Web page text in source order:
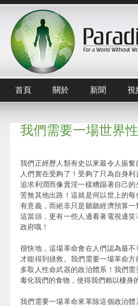
首頁 關於 新聞 視
我們需要一場世界
我們正經歷人類有史以來最令人振
人們實在受夠了！受夠了只為自身
追求利潤而像賣淫一樣糟蹋著自己
苦無其他出路！這就是何以世上的
有意義，而絕非只是聽聽經濟預算
這當頭，更有一些人邊看著電視邊
政府哦！
很快地，這場革命會在人們認為最
才能得到拯救。我們需要一場革命
多取人性命武器的政治體系！我們
毒化我們的食物，使得我們賴以棲身
我們需要一場革命來革除這個政治